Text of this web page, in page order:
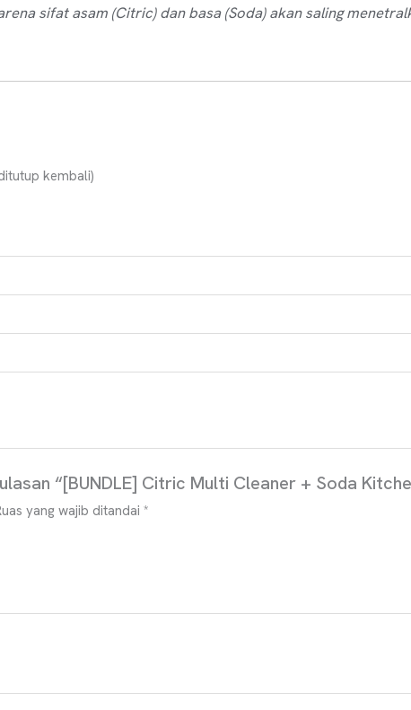
sifat asam (Citric) dan basa (Soda) akan saling
kembali)
“[BUNDLE] Citric Multi Cleaner + Soda
yang wajib ditandai*